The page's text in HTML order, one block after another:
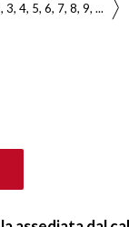
3 4 5 6 7 8 9 ...